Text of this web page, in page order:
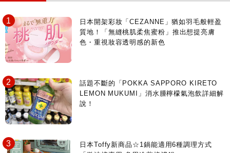
日本開架彩妝「CEZANNE」猶如羽毛般輕盈
質地！「無縫桃肌柔焦蜜粉」推出想提亮膚
色・重視妝容透明感的新色
話題不斷的「POKKA SAPPORO KIRETO
LEMON MUKUMI」消水腫檸檬氣泡飲詳細解
說！
日本Toffy新商品☆1鍋能適用6種調理方式